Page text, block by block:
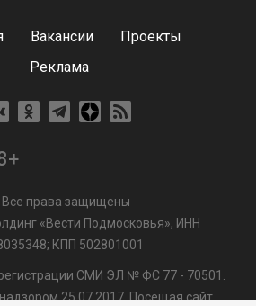
Вакансии
Проекты
Реклама
права защищены
«Вести Подмосковья», ИНН
КПП 502801001
СМИ ЭЛ № ФС 77 - 70501.
25.07.2017. Посещая сайт